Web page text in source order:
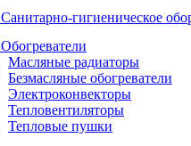
Санитарно-гигиеническое
Обогреватели
Масляные радиаторы
Безмасляные обогреватели
Электроконвекторы
Тепловентиляторы
Тепловые пушки